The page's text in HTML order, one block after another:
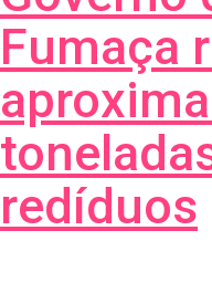
Fumaça
redíduos